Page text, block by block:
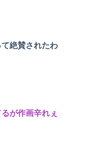
絶賛されたわ
が作画辛れぇ